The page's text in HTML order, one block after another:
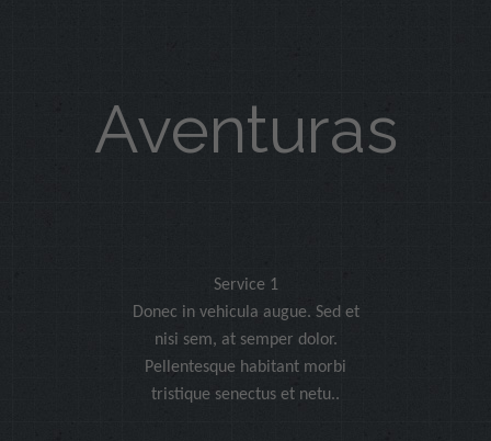
Aventuras
Service 1
Donec in vehicula augue. Sed et
nisi sem, at semper dolor.
Pellentesque habitant morbi
tristique senectus et netu..